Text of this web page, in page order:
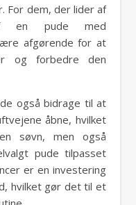
For dem, der lider af
en pude med
afgørende for at
og forbedre den
også bidrage til at
åbne, hvilket
søvn, men også
pude tilpasset
er en investering
hvilket gør det til et